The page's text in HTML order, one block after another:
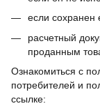
если сохранен
расчетный
проданным
Ознакомиться с
потребителей и
ссылке: